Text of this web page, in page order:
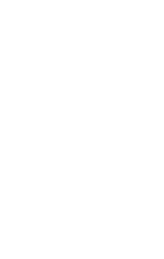
vybaven vlastním sociálním
je dostupné WiFi připojení. Suity
U bazénu se nachází bar s
zázemí s nabídkou masáží a